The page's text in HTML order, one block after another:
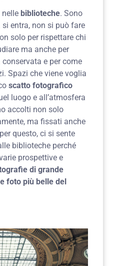
nelle biblioteche. Sono
entra, non si può fare
solo per rispettare chi
ma anche per
e per come
Spazi che viene voglia
scatto fotografico
luogo e all’atmosfera
accolti non solo
ma fissati anche
questo, ci si sente
biblioteche perché
prospettive e
di grande
foto più belle del